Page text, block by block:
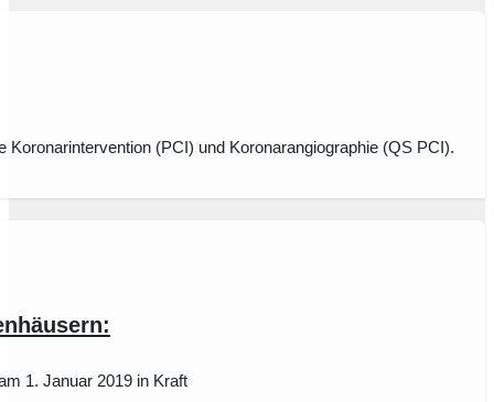
(PCI) und Koronarangiographie (QS PCI).
1. Januar 2019 in Kraft